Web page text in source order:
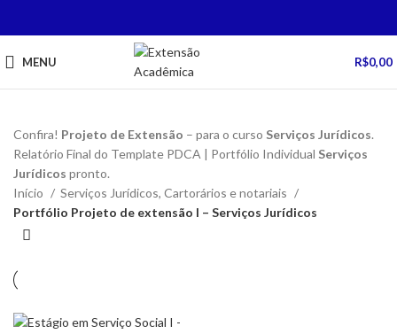
MENU R$0,00
Confira! Projeto de Extensão – para o curso Serviços Jurídicos.
Relatório Final do Template PDCA | Portfólio Individual Serviços
Jurídicos pronto.
Início
Serviços Jurídicos, Cartorários e notariais
Portfólio Projeto de extensão I – Serviços Jurídicos